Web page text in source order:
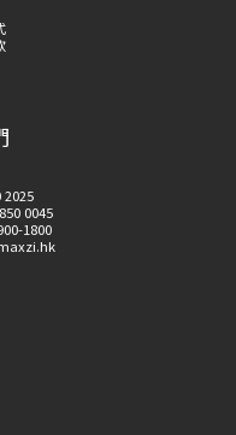
2025
0045
1800